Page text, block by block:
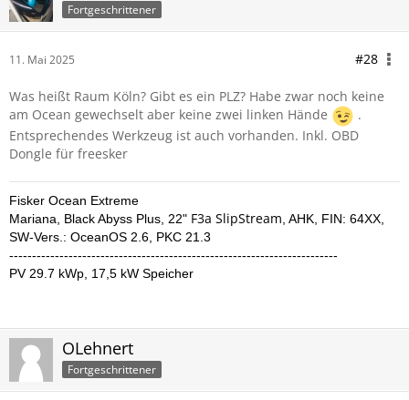
Fortgeschrittener
11. Mai 2025 #28
Was heißt Raum Köln? Gibt es ein PLZ? Habe zwar noch keine
am Ocean gewechselt aber keine zwei linken Hände
.
Entsprechendes Werkzeug ist auch vorhanden. Inkl. OBD
Dongle für freesker
Fisker Ocean Extreme
Mariana
Black Abyss Plus, 22" F3a SlipStream AHK , FIN: 64XX,
SW-Vers.: OceanOS 2.6, PKC 21.3
------------------------------------------------------------------------
PV 29.7 kWp, 17,5 kW Speicher
OLehnert
Fortgeschrittener